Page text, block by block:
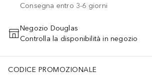
Consegna entro 3-6 giorni
AGGIUNGI AL CARRELLO
Negozio Douglas
Controlla la disponibilità in negozio
CODICE PROMOZIONALE